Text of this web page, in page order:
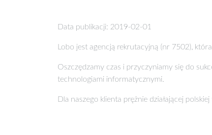
Data publikacji: 2019-02-01
Lobo jest agencją rekrutacyjną (nr 7502),
Oszczędzamy czas i przyczyniamy się do
technologiami informatycznymi.
Dla naszego klienta prężnie działającej